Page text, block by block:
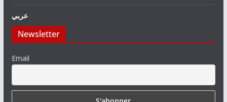
عربي
Newsletter
Email